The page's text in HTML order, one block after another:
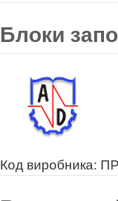
Блоки
Код виробника: